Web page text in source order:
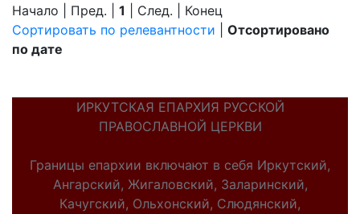
Начало | Пред. | 1 | След. | Конец
Сортировать по релевантности
Отсортировано
по дате
ИРКУТСКАЯ ЕПАРХИЯ РУССКОЙ
ПРАВОСЛАВНОЙ ЦЕРКВИ
Границы епархии включают в себя Иркутский,
Ангарский, Жигаловский, Заларинский,
Качугский, Ольхонский, Слюдянский,